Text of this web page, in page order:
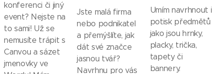
konferenci či jiný
event? Nejste na
to sami! Už se
nemusíte trápit s
Canvou a sázet
jmenovky ve
Jste malá firma
nebo podnikatel
a přemýšlíte, jak
dát své značce
jasnou tvář?
Navrhnu pro vás
Umím navrhnout i
potisk předmětů
jako jsou hrnky,
placky, trička,
tapety či
bannery.